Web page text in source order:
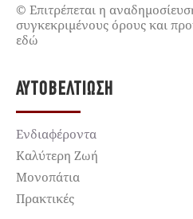
© Επιτρέπεται η
συγκεκριμένους όρους και
εδώ
ΑΥΤΟΒΕΛΤΊΩΣΗ
Ενδιαφέροντα
Καλύτερη Ζωή
Μονοπάτια
Πρακτικές